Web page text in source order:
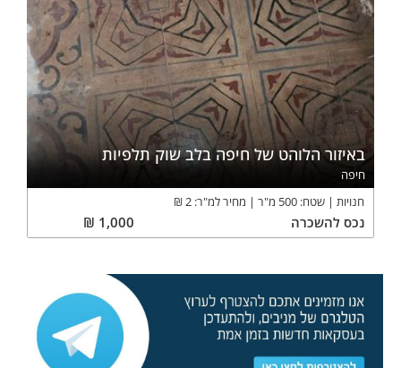
באיזור הלוהט של חיפה בלב שוק תלפיות
חיפה
חנויות
שטח: 500 מ"ר מחיר למ"ר: 2
₪
נכס להשכרה 1,000
₪